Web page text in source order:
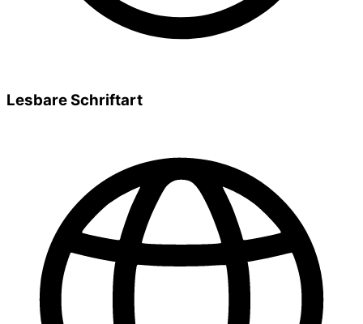
Lesbare Schriftart